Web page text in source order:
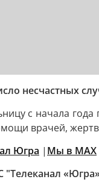
несчастных
с начала
врачей, жертв
Югра | Мы в MAX
"Телеканал